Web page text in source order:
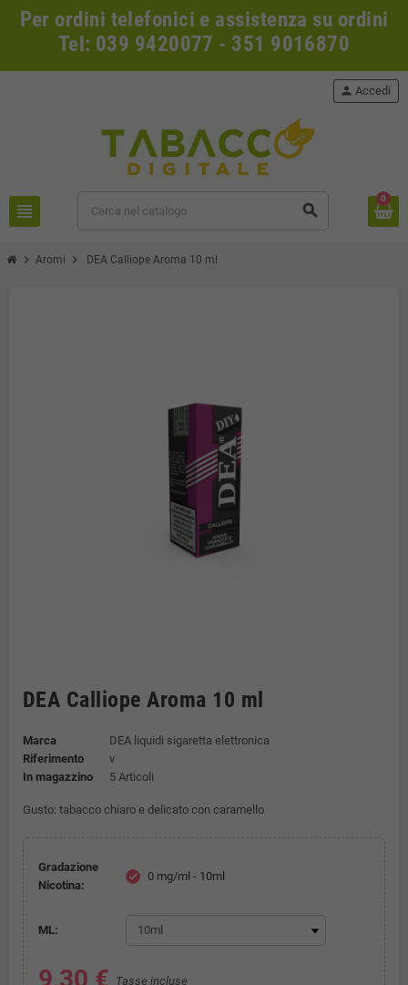
Per ordini telefonici e assistenza su ordini
Tel: 039 9420077 - 351 9016870
view_headline search
person Accedi
0
chevron_right Aromi chevron_right DEA Calliope Aroma 10 ml
DEA Calliope Aroma 10 ml
Marca
DEA liquidi sigaretta elettronica
Riferimento
v
In magazzino
5 Articoli
Gusto: tabacco chiaro e delicato con caramello
Gradazione
Nicotina:
check 0 mg/ml - 10ml
ML:
Tasse incluse